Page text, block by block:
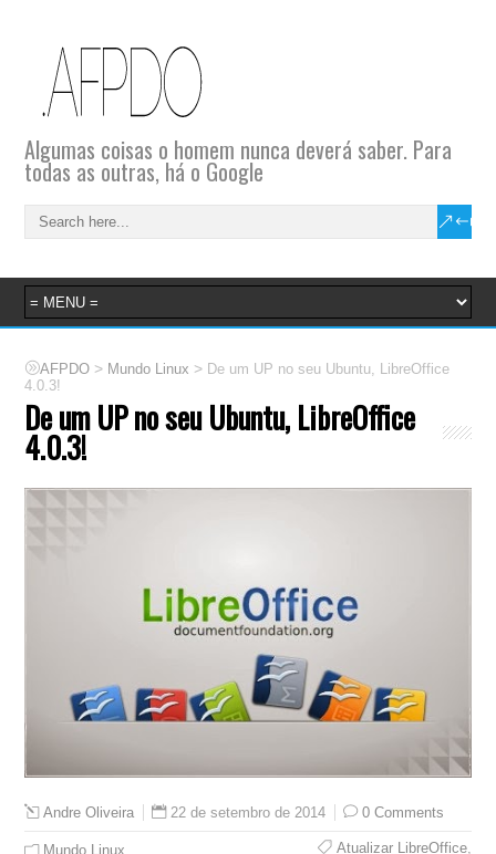
Algumas coisas o homem nunca deverá saber. Para
todas as outras, há o Google
AFPDO > Mundo Linux > De um UP no seu Ubuntu, LibreOffice
4.0.3!
De um UP no seu Ubuntu, LibreOffice
4.0.3!
Andre Oliveira 22 de setembro de 2014 0 Comments
Mundo Linux Atualizar LibreOffice,